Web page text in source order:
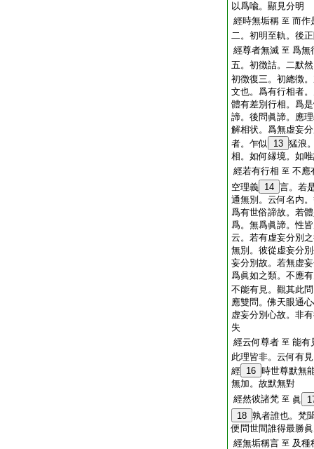
以爲喩。顯見分明
經時無垢稱 至 而作
二。初明至軌。後
經尊者無滅 至 爲無
五。初徴詰。二默
初徴復三。初總徴
文也。爲有行相者
體有差別行相。爲
諦。後問眞諦。應
解相状。爲無虚妄
者。乍似
13 猛浪
相。如何縁境。如
經若有行相 至 不應
空理義 14 言。若
通無別。云何名内
爲有世俗諦故。若
爲。無爲眞諦。性
云。若有虚妄分別
無別。彼從虚妄分
妄分別故。若無虚
爲眞如之類。不應
不能有見。觀其此
應雙問。佛天眼通
虚妄分別心故。非
失
經云何尊者 至 能有
此理皆非。云何有見
經 16 時世尊默無
無加。故默無對
經然彼諸梵 至 眞
18 孰者誰也。梵
便問世間誰得最勝
經無垢稱言 至 及